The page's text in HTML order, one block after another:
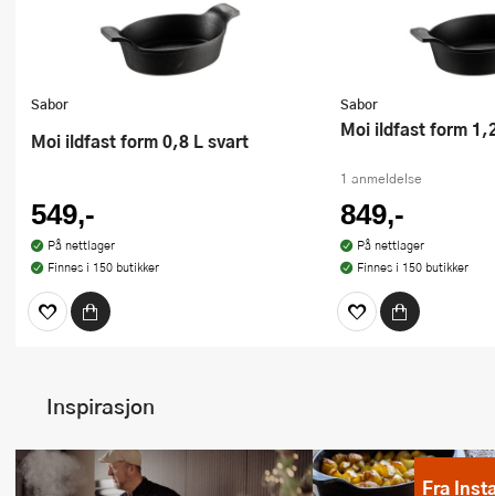
Sabor
Moi ildfast form 0,8 L svart
549,-
På nettlager
Finnes i 150 butikker
Sabor
Moi ildfast form
1 anmeldelse
849,-
På nettlager
Finnes i 150 butikker
Inspirasjon
Fra